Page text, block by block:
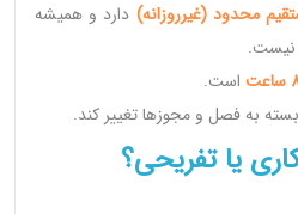
محدود (غیرروزانه) دارد و همیشه
نیست.
است.
به فصل و مجوزها تغییر کند.
یا تفریحی؟